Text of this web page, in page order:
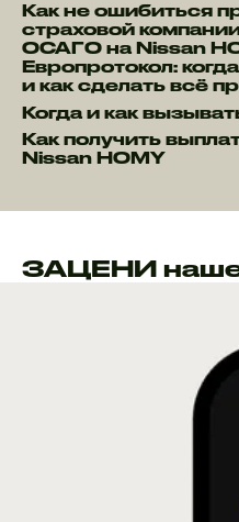
Как не ошибиться
страховой
ОСАГО на Nissan
Европротокол:
и как сделать всё
Когда и как
Как получить
Nissan HOMY
ЗАЦЕНИ